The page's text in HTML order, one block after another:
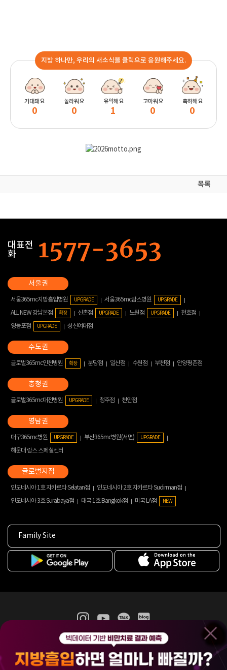
지방 하나만, 우리의 새소식을 클릭으로 응원해주세요.
기대돼요
0
놀라워요
0
유익해요
1
고마워요
0
축하해요
0
목록
대표전
화
서울365mc지방흡입병원 UPGRADE 서울365mc람스병원 UPGRADE
ALL NEW 강남본점 확장 신촌점 UPGRADE 노원점 UPGRADE
천호점
영등포점
UPGRADE 성신여대점
글로벌365mc인천병원 확장 분당점 일산점 수원점 부천점 안양평촌점
글로벌365mc대전병원 UPGRADE 청주점 천안점
대구365mc병원 UPGRADE 부산365mc병원(서면) UPGRADE
해운대 람스 스페셜센터
인도네시아 1호 자카르타 Selatan점
인도네시아 2호 자카르타 Sudirman점
인도네시아 3호 Surabaya점
태국 1호 Bangkok점 미국 LA점 NEW
Family Site
365mc 병·의원 이용약관
홈페이지 이용약관
비급여진료수가